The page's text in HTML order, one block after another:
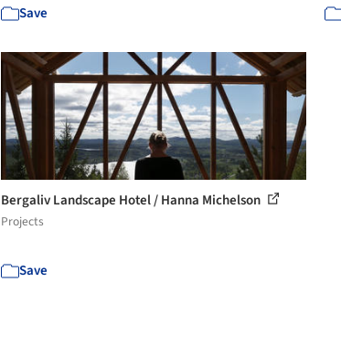
Save
Bergaliv Landscape Hotel / Hanna Michelson
Projects
Save